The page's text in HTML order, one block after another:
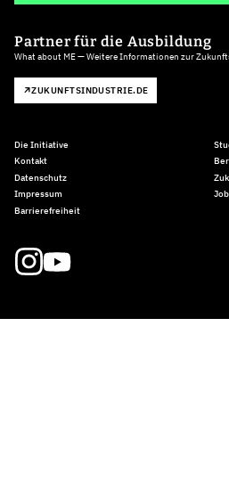
Partner für die Ausbildung
What about ME — Weitere Informationen zur
ZUKUNFTSINDUSTRIE.DE
Die Initiative
Kontakt
Datenschutz
Impressum
Barrierefreiheit